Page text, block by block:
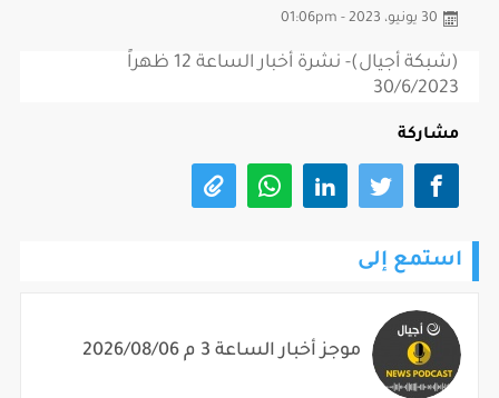
30 يونيو، 2023 - 01:06pm
(شبكة أجيال)- نشرة أخبار الساعة 12 ظهراً
30/6/2023
مشاركة
استمع إلى
موجز أخبار الساعة 3 م 2026/08/06